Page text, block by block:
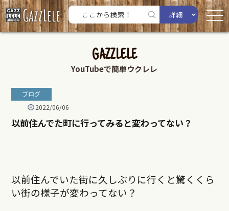
詳細
GAZZLELE
YouTubeで簡単ウクレレ
ブログ
2022/06/06
以前住んでた町に行ってみると変わってない？
以前住んでいた街に久しぶりに行くと驚くくら
い街の様子が変わってない？